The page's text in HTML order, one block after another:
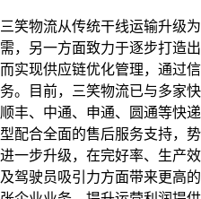
三笑物流从传统干线运输升级
需，另一方面致力于逐步打造
而实现供应链优化管理，通过
务。目前，三笑物流已与多家
顺丰、中通、申通、圆通等快
型配合全面的售后服务支持，
进一步升级，在完好率、生产
及驾驶员吸引力方面带来更高